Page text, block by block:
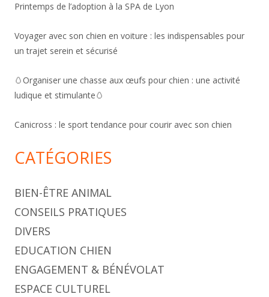
Printemps de l’adoption à la SPA de Lyon
Voyager avec son chien en voiture : les indispensables pour
un trajet serein et sécurisé
🥚Organiser une chasse aux œufs pour chien : une activité
ludique et stimulante🥚
Canicross : le sport tendance pour courir avec son chien
CATÉGORIES
BIEN-ÊTRE ANIMAL
CONSEILS PRATIQUES
DIVERS
EDUCATION CHIEN
ENGAGEMENT & BÉNÉVOLAT
ESPACE CULTUREL